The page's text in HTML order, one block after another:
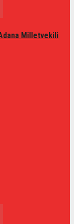
Milletvekili